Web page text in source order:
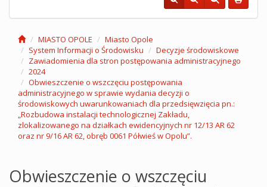
MIASTO OPOLE
Miasto Opole
System Informacji o Środowisku
Decyzje środowiskowe
Zawiadomienia dla stron postępowania administracyjnego
2024
Obwieszczenie o wszczęciu postępowania
administracyjnego w sprawie wydania decyzji o
środowiskowych uwarunkowaniach dla przedsięwzięcia pn.:
„Rozbudowa instalacji technologicznej Zakładu,
zlokalizowanego na działkach ewidencyjnych nr 12/13 AR 62
oraz nr 9/16 AR 62, obręb 0061 Półwieś w Opolu”.
Obwieszczenie o wszczęciu